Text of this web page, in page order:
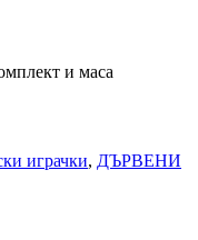
и маса
играчки, ДЪРВЕНИ